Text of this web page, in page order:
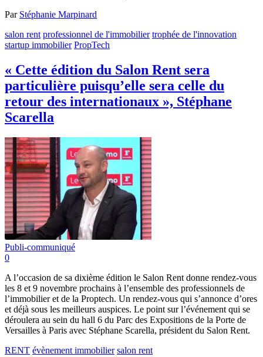
Par Stéphanie Marpinard
salon rent professionnel de l'immobilier trophée de l'innovation
startup immobilier PropTech
« Cette édition du Salon Rent sera
particulière puisqu’elle sera celle du
retour des internationaux », Stéphane
Scarella
Publi-communiqué
0
A l’occasion de sa dixième édition le Salon Rent donne rendez-vous
les 8 et 9 novembre prochains à l’ensemble des professionnels de
l’immobilier et de la Proptech. Un rendez-vous qui s’annonce d’ores
et déjà sous les meilleurs auspices. Le point sur l’événement qui se
déroulera au sein du hall 6 du Parc des Expositions de la Porte de
Versailles à Paris avec Stéphane Scarella, président du Salon Rent.
RENT évènement immobilier salon rent